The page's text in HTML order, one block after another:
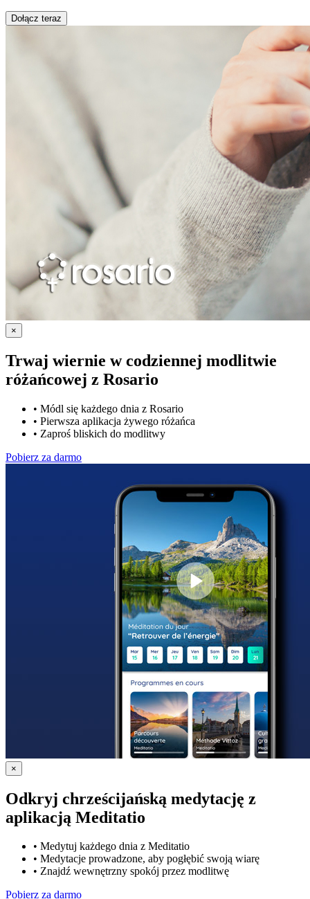
Dołącz teraz
×
Trwaj wiernie w codziennej modlitwie
różańcowej z Rosario
• Módl się każdego dnia z Rosario
• Pierwsza aplikacja żywego różańca
• Zaproś bliskich do modlitwy
Pobierz za darmo
×
Odkryj chrześcijańską medytację z
aplikacją Meditatio
• Medytuj każdego dnia z Meditatio
• Medytacje prowadzone, aby pogłębić swoją wiarę
• Znajdź wewnętrzny spokój przez modlitwę
Pobierz za darmo